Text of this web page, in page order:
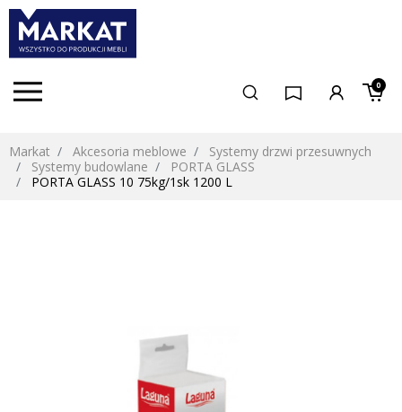
0
Markat Akcesoria meblowe
Systemy drzwi przesuwnych
Systemy budowlane
PORTA GLASS
PORTA GLASS 10 75kg/1sk 1200 L